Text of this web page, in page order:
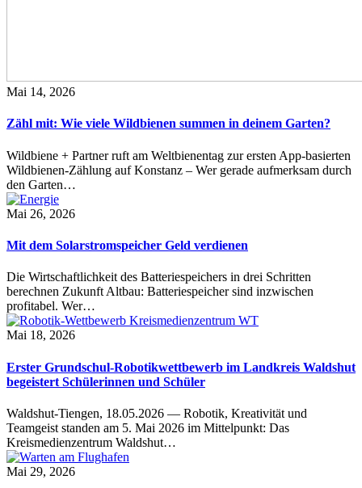
Mai 14, 2026
Zähl mit: Wie viele Wildbienen summen in deinem Garten?
Wildbiene + Partner ruft am Weltbienentag zur ersten App-basierten
Wildbienen-Zählung auf Konstanz – Wer gerade aufmerksam durch
den Garten…
Mai 26, 2026
Mit dem Solarstromspeicher Geld verdienen
Die Wirtschaftlichkeit des Batteriespeichers in drei Schritten
berechnen Zukunft Altbau: Batteriespeicher sind inzwischen
profitabel. Wer…
Mai 18, 2026
Erster Grundschul-Robotikwettbewerb im Landkreis Waldshut
begeistert Schülerinnen und Schüler
Waldshut-Tiengen, 18.05.2026 — Robotik, Kreativität und
Teamgeist standen am 5. Mai 2026 im Mittelpunkt: Das
Kreismedienzentrum Waldshut…
Mai 29, 2026